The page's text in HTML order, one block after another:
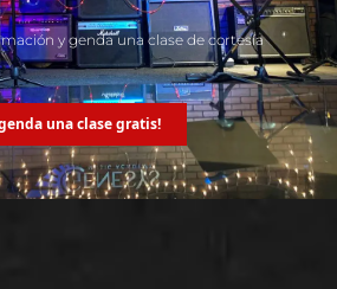
y genda una clase de cortesía
una clase gratis!